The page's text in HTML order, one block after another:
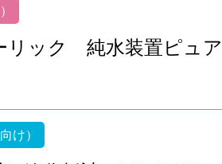
リック 純水装置ピュア
け）